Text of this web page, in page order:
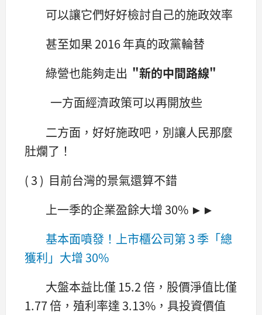
可以讓它們好好檢討自己的施政效率
甚至如果 2016 年真的政黨輪替
綠營也能夠走出 "新的中間路線"
一方面經濟政策可以再開放些
二方面，好好施政吧，別讓人民那麼
肚爛了！
( 3 ) 目前台灣的景氣還算不錯
上一季的企業盈餘大增 30% ►►
基本面噴發！上市櫃公司第 3 季「總
獲利」大增 30%
大盤本益比僅 15.2 倍，股價淨值比僅
1.77 倍，殖利率達 3.13%，具投資價值